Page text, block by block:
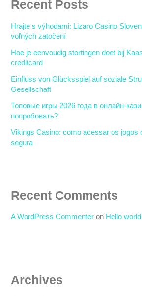
Recent Posts
Hrajte s výhodami: Lizaro Casino
voľných zatočení
Hoe je eenvoudig stortingen doet bij
creditcard
Einfluss von Glücksspiel auf soziale
Gesellschaft
Топовые игры 2026 года в онлайн-
попробовать?
Vikings Casino: como acessar os jogos
segura
Recent Comments
A WordPress Commenter on Hello world!
Archives